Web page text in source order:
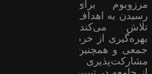
مرزوبوم برای
رسیدن به اهداف
تلاش می‌کند؛
بهره‌گیری از خرد
جمعی و همچنین
مشارکت‌پذیری